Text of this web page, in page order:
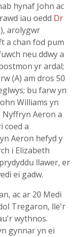
hynaf John ac
iau oedd Dr
arolygwr
a chan fod pum
neu ddwy a
yr ardal;
(A) am dros 50
bu farw yn
Williams yn
Aeron a
coed a
Aeron hefyd y
i Elizabeth
llawer, er
ei gadw.
ac ar 20 Medi
Tregaron, lle'r
wythnos.
gynnar yn ei